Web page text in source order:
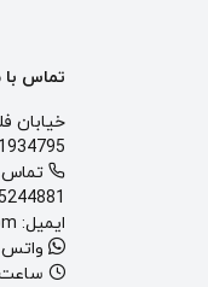
تماس با
خیابان
7951934795
تماس
ایمیل: